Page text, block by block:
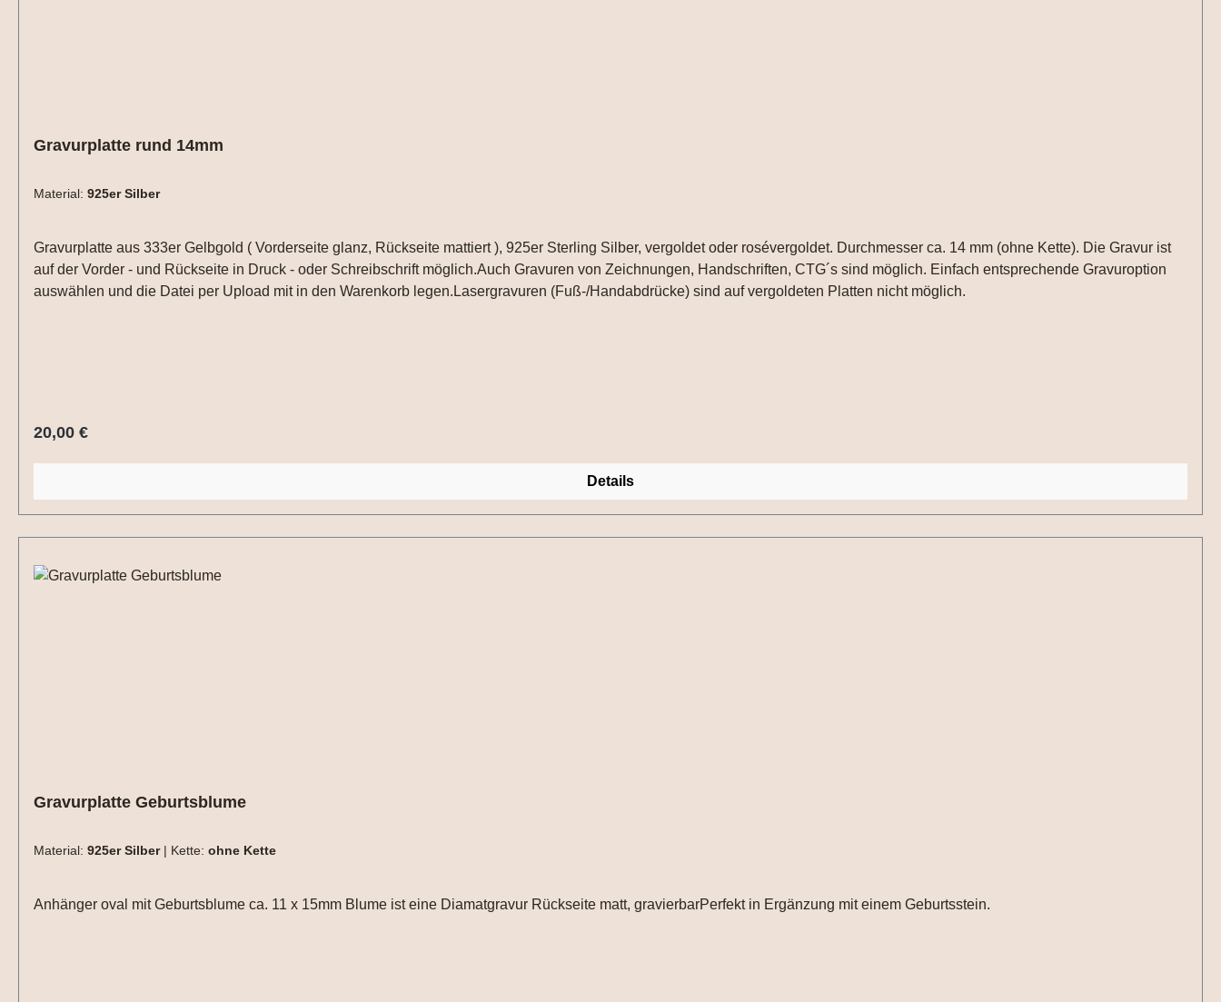
Gravurplatte rund 14mm
Material: 925er Silber
Gravurplatte aus 333er Gelbgold ( Vorderseite glanz, Rückseite mattiert ), 925er Sterling Silber, vergoldet oder rosévergoldet. Durchmesser ca. 14 mm (ohne Kette). Die Gravur ist
auf der Vorder - und Rückseite in Druck - oder Schreibschrift möglich.Auch Gravuren von Zeichnungen, Handschriften, CTG´s sind möglich. Einfach entsprechende Gravuroption
auswählen und die Datei per Upload mit in den Warenkorb legen.Lasergravuren (Fuß-/Handabdrücke) sind auf vergoldeten Platten nicht möglich.
Regulärer Preis:
20,00 €
Details
Gravurplatte Geburtsblume
Material: 925er Silber | Kette: ohne Kette
Anhänger oval mit Geburtsblume ca. 11 x 15mm Blume ist eine Diamatgravur Rückseite matt, gravierbarPerfekt in Ergänzung mit einem Geburtsstein.